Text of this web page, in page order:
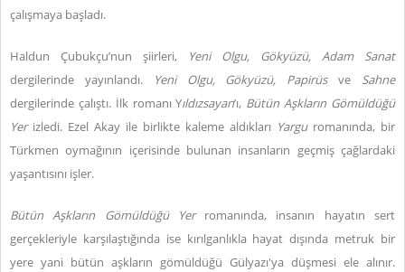
çalışmaya başladı.
Haldun Çubukçu’nun şiirleri,
Yeni Olgu, Gökyüzü, Adam Sanat
dergilerinde yayınlandı.
Yeni Olgu, Gökyüzü, Papirüsve Sahne
dergilerinde çalıştı. İlk romanı Yıldızsayan’ı, Bütün Aşkların Gömüldüğü
Yerizledi. Ezel Akay ile birlikte kaleme aldıkları Yarguromanında, bir
Türkmen oymağının içerisinde bulunan insanların geçmiş çağlardaki
yaşantısını işler.
Bütün Aşkların Gömüldüğü Yerromanında, insanın hayatın sert
gerçekleriyle karşılaştığında ise kırılganlıkla hayat dışında metruk bir
yere yani bütün aşkların gömüldüğü Gülyazı'ya düşmesi ele alınır.